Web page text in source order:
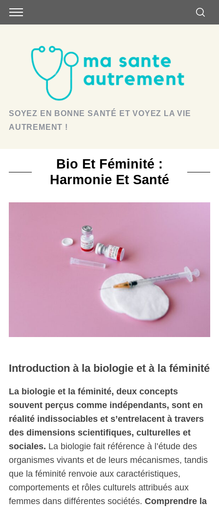
SOYEZ EN BONNE SANTÉ ET VOYEZ LA VIE
AUTREMENT !
Bio Et Féminité :
Harmonie Et Santé
Introduction à la biologie et à la féminité
La biologie et la féminité, deux concepts
souvent perçus comme indépendants, sont en
réalité indissociables et s’entrelacent à travers
des dimensions scientifiques, culturelles et
sociales. La biologie fait référence à l’étude des
organismes vivants et de leurs mécanismes, tandis
que la féminité renvoie aux caractéristiques,
comportements et rôles culturels attribués aux
femmes dans différentes sociétés. Comprendre la